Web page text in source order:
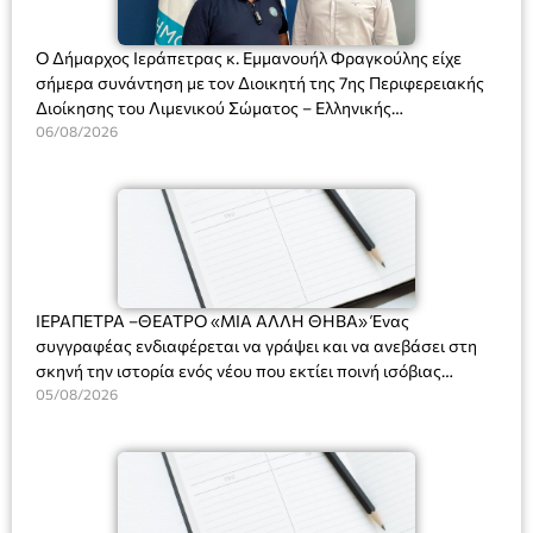
Ο Δήμαρχος Ιεράπετρας κ. Εμμανουήλ Φραγκούλης είχε
σήμερα συνάντηση με τον Διοικητή της 7ης Περιφερειακής
Διοίκησης του Λιμενικού Σώματος – Ελληνικής
Ακτοφυλακής (Λ.Σ.-ΕΛ.ΑΚΤ.), Αρχιπλοίαρχο Λ.Σ. κ. Ιωάννη
06/08/2026
ΙΕΡΑΠΕΤΡΑ –ΘΕΑΤΡΟ «ΜΙΑ ΑΛΛΗ ΘΗΒΑ» Ένας
συγγραφέας ενδιαφέρεται να γράψει και να ανεβάσει στη
σκηνή την ιστορία ενός νέου που εκτίει ποινή ισόβιας
κάθειρξης για πατροκτονία. Ένα πολυβραβευμένο έργο για
ασθένεια, τον ερωτισμό. Ένα έργο αινιγματικό, συγκινητικό,
όσο και διασκεδαστικό. Ο διακεκριμένος σκηνοθέτης
Βαγγέλης Θεοδωρόπουλος ανέδειξε το πολυεπίπεδο αυτό
έργο, ενώ η παράσταση έχει καθιερωθεί ως σημαντικό
05/08/2026